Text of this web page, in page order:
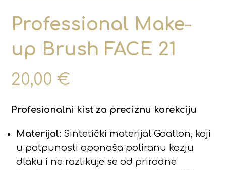
Professional Make-
up Brush FACE 21
20,00€
Profesionalni kist za preciznu korekciju
Materijal: Sintetički materijal Goatlon, koji
u potpunosti oponaša poliranu kozju
dlaku i ne razlikuje se od prirodne